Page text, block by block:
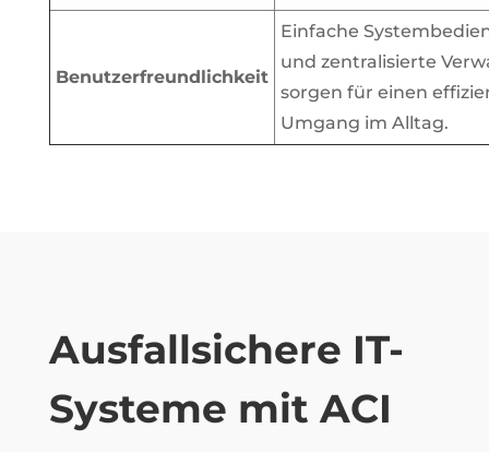
Benutzerfreundlichkeit
Einfache
und zentralisierte
sorgen für einen
Umgang im Alltag.
Ausfallsichere IT-
Systeme mit ACI